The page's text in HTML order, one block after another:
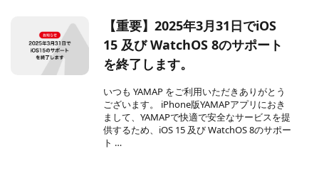
【重要】2025年3月31日でiOS
15 及び WatchOS 8のサポート
を終了します。
いつも YAMAP をご利用いただきありがとう
ございます。 iPhone版YAMAPアプリにおき
まして、YAMAPで快適で安全なサービスを提
供するため、iOS 15 及び WatchOS 8のサポー
ト …